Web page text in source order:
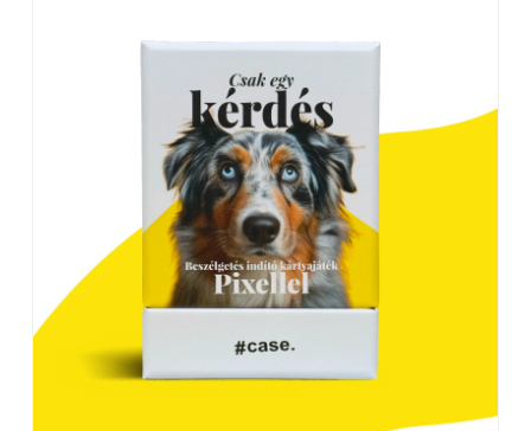
Név*
E-mail*
A nevem, e-mail címem, és
weboldalcímem mentése a